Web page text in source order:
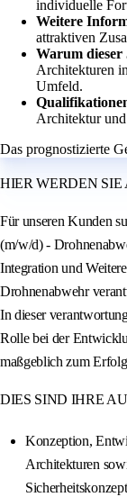
individuelle
Weitere
attraktiven
Warum dieser
Architekturen
Umfeld.
Architektur
Das prognostizierte
HIER WERDEN SIE
Für unseren Kunden
(m/w/d) -
Integration und
Drohnenabwehr
In dieser
Rolle bei der
maßgeblich zum
DIES SIND IHRE
Konzeption,
Architekturen